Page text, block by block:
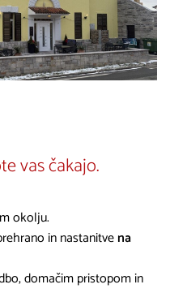
vas čakajo.
okolju.
in nastanitvena
domačim pristopom in